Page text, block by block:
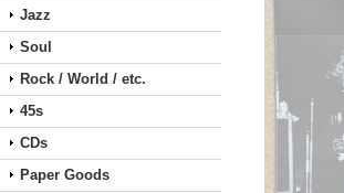
Jazz
Soul
Rock / World / etc.
45s
CDs
Paper Goods